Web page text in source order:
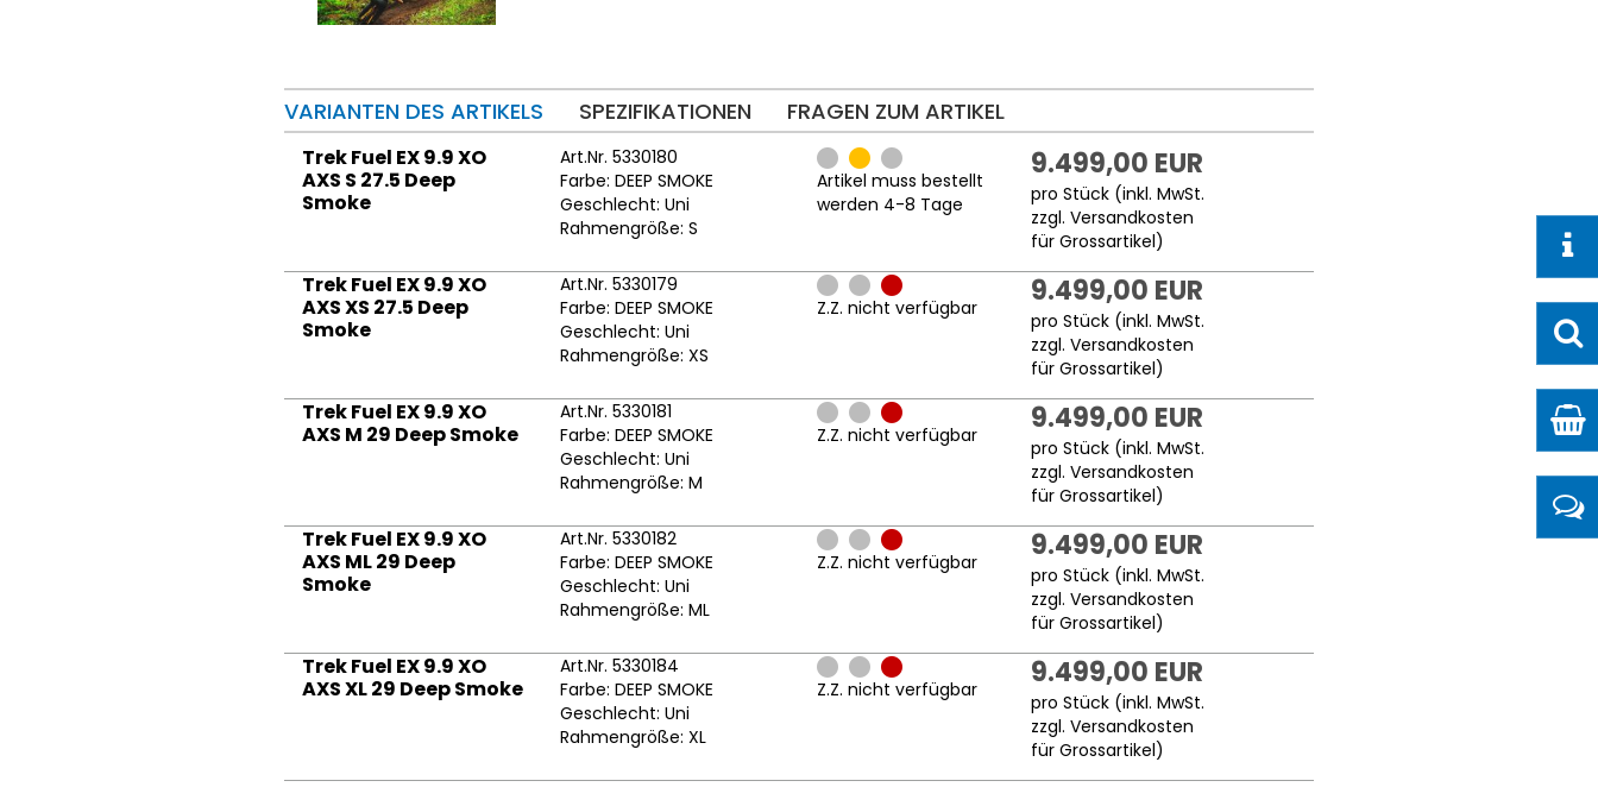
VARIANTEN DES ARTIKELS SPEZIFIKATIONEN FRAGEN ZUM ARTIKEL
Trek Fuel EX 9.9 XO
AXS S 27.5 Deep
Smoke
Art.Nr. 5330180
Farbe: DEEP SMOKE
Geschlecht: Uni
Rahmengröße: S
Artikel muss bestellt
werden 4-8 Tage
9.499,00 EUR
pro Stück (inkl. MwSt.
zzgl.Versandkosten
für Grossartikel)
Trek Fuel EX 9.9 XO
AXS XS 27.5 Deep
Smoke
Art.Nr. 5330179
Farbe: DEEP SMOKE
Geschlecht: Uni
Rahmengröße: XS
Z.Z. nicht verfügbar 9.499,00 EUR
pro Stück (inkl. MwSt.
zzgl.Versandkosten
für Grossartikel)
Trek Fuel EX 9.9 XO
AXS M 29 Deep Smoke
Art.Nr. 5330181
Farbe: DEEP SMOKE
Geschlecht: Uni
Rahmengröße: M
Z.Z. nicht verfügbar 9.499,00 EUR
pro Stück (inkl. MwSt.
zzgl.Versandkosten
für Grossartikel)
Trek Fuel EX 9.9 XO
AXS ML 29 Deep
Smoke
Art.Nr. 5330182
Farbe: DEEP SMOKE
Geschlecht: Uni
Rahmengröße: ML
Z.Z. nicht verfügbar 9.499,00 EUR
pro Stück (inkl. MwSt.
zzgl.Versandkosten
für Grossartikel)
Trek Fuel EX 9.9 XO
AXS XL 29 Deep Smoke
Art.Nr. 5330184
Farbe: DEEP SMOKE
Geschlecht: Uni
Rahmengröße: XL
Z.Z. nicht verfügbar 9.499,00 EUR
pro Stück (inkl. MwSt.
zzgl.Versandkosten
für Grossartikel)